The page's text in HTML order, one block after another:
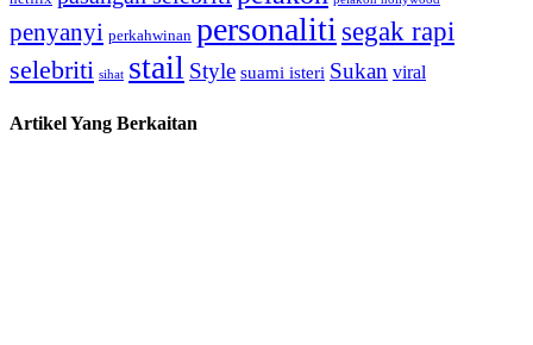
penyanyi perkahwinan personalitisegak rapi
selebriti sihat stail Style suami isteri Sukan viral
Artikel Yang Berkaitan